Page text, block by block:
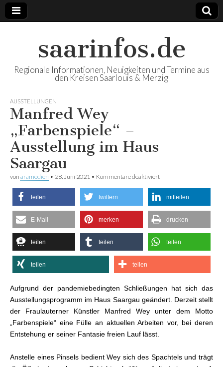
saarinfos.de
Regionale Informationen, Neuigkeiten und Termine aus
den Kreisen Saarlouis & Merzig
AUSSTELLUNGEN
Manfred Wey
„Farbenspiele“ –
Ausstellung im Haus
Saargau
von aramedien • 28. Juni 2021 • Kommentare deaktiviert
Saargau
teilen twittern mitteilen
E-Mail merken drucken
teilen teilen teilen
teilen teilen
Aufgrund der pandemiebedingten Schließungen hat sich das
Ausstellungsprogramm im Haus Saargau geändert. Derzeit stellt
der Fraulauterner Künstler Manfred Wey unter dem Motto
„Farbenspiele“ eine Fülle an aktuellen Arbeiten vor, bei deren
Entstehung er seiner Fantasie freien Lauf lässt.
Anstelle eines Pinsels bedient Wey sich des Spachtels und trägt